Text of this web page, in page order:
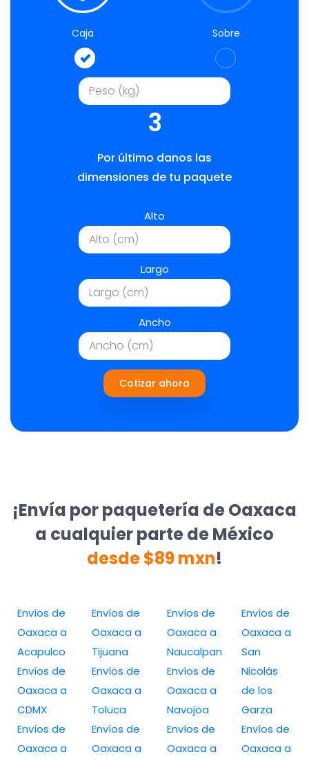
Caja Sobre
3
Por último danos las
dimensiones de tu paquete
Alto
Largo
Ancho
Cotizar ahora
¡Envía por paquetería de Oaxaca
a cualquier parte de México
desde $89 mxn!
Envíos de
Oaxaca a
Acapulco
Envíos de
Oaxaca a
CDMX
Envíos de
Oaxaca a
Envíos de
Oaxaca a
Tijuana
Envíos de
Oaxaca a
Toluca
Envíos de
Oaxaca a
Envíos de
Oaxaca a
Naucalpan
Envíos de
Oaxaca a
Navojoa
Envíos de
Oaxaca a
Envíos de
Oaxaca a
San
Nicolás
de los
Garza
Envíos de
Oaxaca a